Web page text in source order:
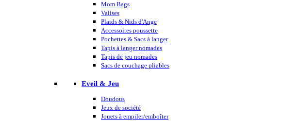
Mom Bags
Valises
Plaids & Nids d'Ange
Accessoires poussette
Pochettes & Sacs à langer
Tapis à langer nomades
Tapis de jeu nomades
Sacs de couchage pliables
Eveil & Jeu
Doudous
Jeux de société
Jouets à empiler/emboîter